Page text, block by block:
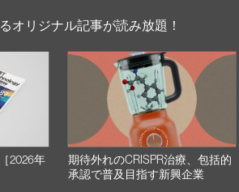
オリジナル記事が読み放題！
2026年
期待外れのCRISPR治療、包括的
承認で普及目指す新興企業